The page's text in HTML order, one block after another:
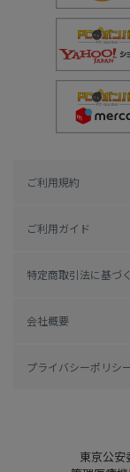
ご利用規約
ご利用ガイド
特定商取引法に基づ
会社概要
プライバシーポリシ
東京公安